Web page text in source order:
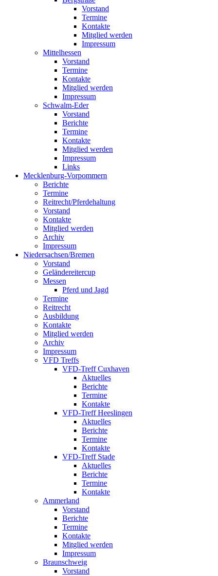
Vorstand
Termine
Kontakte
Mitglied werden
Impressum
Mittelhessen
Vorstand
Termine
Kontakte
Mitglied werden
Impressum
Schwalm-Eder
Vorstand
Berichte
Termine
Kontakte
Mitglied werden
Impressum
Links
Mecklenburg-Vorpommern
Berichte
Termine
Reitrecht/Pferdehaltung
Vorstand
Kontakte
Mitglied werden
Archiv
Impressum
Niedersachsen/Bremen
Vorstand
Geländereitercup
Messen
Pferd und Jagd
Termine
Reitrecht
Ausbildung
Kontakte
Mitglied werden
Archiv
Impressum
VFD Treffs
VFD-Treff Cuxhaven
Aktuelles
Berichte
Termine
Kontakte
VFD-Treff Heeslingen
Aktuelles
Berichte
Termine
Kontakte
VFD-Treff Stade
Aktuelles
Berichte
Termine
Kontakte
Ammerland
Vorstand
Berichte
Termine
Kontakte
Mitglied werden
Impressum
Braunschweig
Vorstand